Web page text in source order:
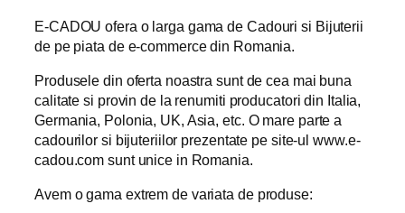
E-CADOU ofera o larga gama de Cadouri si Bijuterii
de pe piata de e-commerce din Romania.
Produsele din oferta noastra sunt de cea mai buna
calitate si provin de la renumiti producatori din Italia,
Germania, Polonia, UK, Asia, etc. O mare parte a
cadourilor si bijuteriilor prezentate pe site-ul www.e-
cadou.com sunt unice in Romania.
Avem o gama extrem de variata de produse: